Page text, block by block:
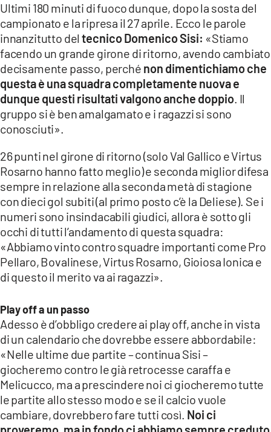
CATANZAROCHANNEL.IT
LACAPITALENEWS.IT
App
ANDROID
APPLE
Ultimi 180 minuti di fuoco dunque, dopo la sosta del
campionato e la ripresa il 27 aprile. Ecco le parole
innanzitutto deltecnicoDomenico Sisi: «Stiamo
facendo un grande girone di ritorno, avendo cambiato
decisamente passo, perché non dimentichiamo che
questa è una squadra completamente nuova e
dunque questi risultati valgono anche doppio . Il
gruppo si è ben amalgamato e i ragazzi si sono
conosciuti».
26 punti nel girone di ritorno (solo Val Gallico e Virtus
Rosarno hanno fatto meglio) e seconda miglior difesa
sempre in relazione alla seconda metà di stagione
con dieci gol subiti (al primo posto c’è la Deliese). Se i
numeri sono insindacabili giudici, allora è sotto gli
occhi di tutti l’andamento di questa squadra:
«Abbiamo vinto contro squadre importanti come Pro
Pellaro, Bovalinese, Virtus Rosarno, Gioiosa Ionica e
di questo il merito va ai ragazzi».
Play off a un passo
Adesso è d’obbligo credere ai play off, anche in vista
di un calendario che dovrebbe essere abbordabile:
«Nelle ultime due partite – continua Sisi –
giocheremo contro le già retrocesse caraffa e
Melicucco, ma a prescindere noi ci giocheremo tutte
le partite allo stesso modo e se il calcio vuole
cambiare, dovrebbero fare tutti così. Noi ci